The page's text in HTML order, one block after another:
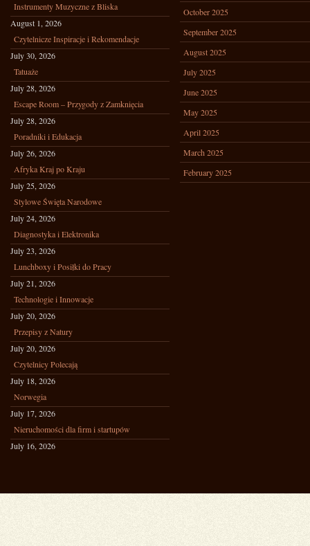
Instrumenty Muzyczne z Bliska
August 1, 2026
Czytelnicze Inspiracje i Rekomendacje
July 30, 2026
Tatuaże
July 28, 2026
Escape Room – Przygody z Zamknięcia
July 28, 2026
Poradniki i Edukacja
July 26, 2026
Afryka Kraj po Kraju
July 25, 2026
Stylowe Święta Narodowe
July 24, 2026
Diagnostyka i Elektronika
July 23, 2026
Lunchboxy i Posiłki do Pracy
July 21, 2026
Technologie i Innowacje
July 20, 2026
Przepisy z Natury
July 20, 2026
Czytelnicy Polecają
July 18, 2026
Norwegia
July 17, 2026
Nieruchomości dla firm i startupów
July 16, 2026
October 2025
September 2025
August 2025
July 2025
June 2025
May 2025
April 2025
March 2025
February 2025